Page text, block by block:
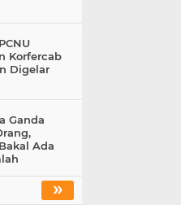
Korfercab
Digelar
Ganda
Ada
»